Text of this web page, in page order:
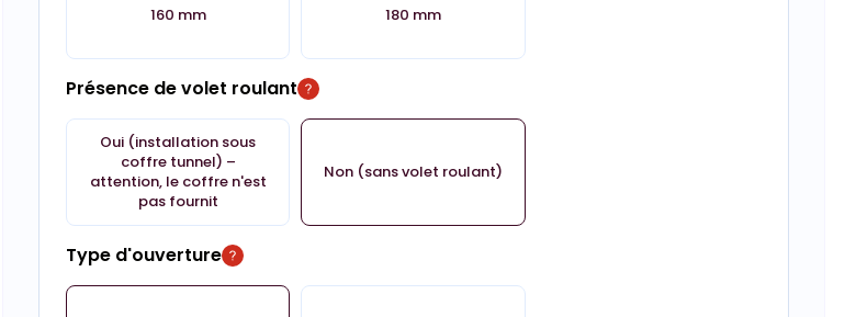
160 mm 180 mm
Présence de volet roulant
Oui (installation sous
coffre tunnel) –
attention, le coffre n'est
pas fournit
Non (sans volet roulant)
Type d'ouverture